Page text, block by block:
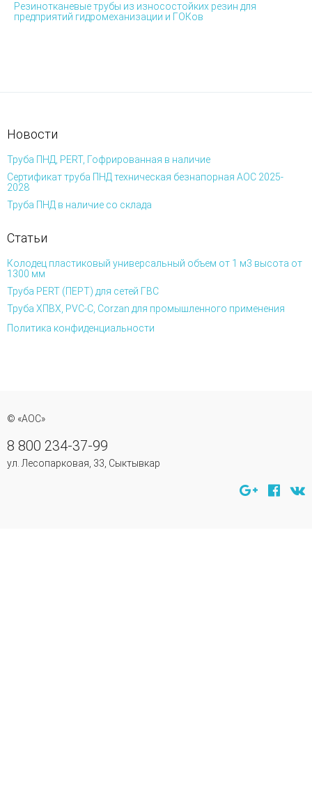
Резинотканевые трубы из износостойких резин для
предприятий гидромеханизации и ГОКов
Новости
Труба ПНД, PERT, Гофрированная в наличие
Сертификат труба ПНД техническая безнапорная АОС 2025-
2028
Труба ПНД в наличие со склада
Статьи
Колодец пластиковый универсальный объем от 1 м3 высота от
1300 мм
Труба PERT (ПЕРТ) для сетей ГВС
Труба ХПВХ, PVC-C, Corzan для промышленного применения
Политика конфиденциальности
© «АОС»
8 800 234-37-99
ул. Лесопарковая, 33, Сыктывкар